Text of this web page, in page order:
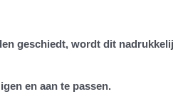
geschiedt, wordt dit
en aan te passen.